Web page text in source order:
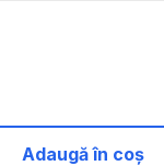
Adaugă în coș